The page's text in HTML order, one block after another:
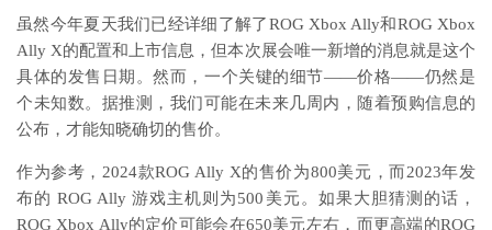
虽然今年夏天我们已经详细了解了ROG Xbox Ally和ROG Xbox
Ally X的配置和上市信息，但本次展会唯一新增的消息就是这个
具体的发售日期。然而，一个关键的细节——价格——仍然是
个未知数。据推测，我们可能在未来几周内，随着预购信息的
公布，才能知晓确切的售价。
作为参考，2024款ROG Ally X的售价为800美元，而2023年发
布的 ROG Ally 游戏主机则为500美元。如果大胆猜测的话，
ROG Xbox Ally的定价可能会在650美元左右，而更高端的ROG